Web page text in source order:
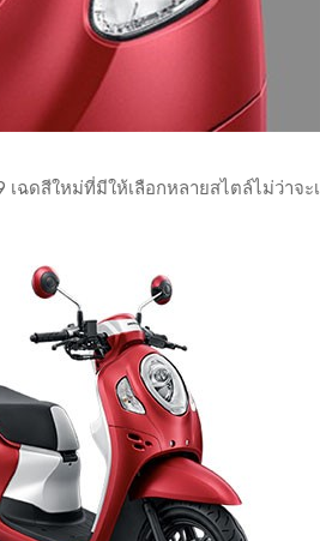
เฉดสีใหม่ที่มีให้เลือกหลายสไตล์ไม่ว่าจะ